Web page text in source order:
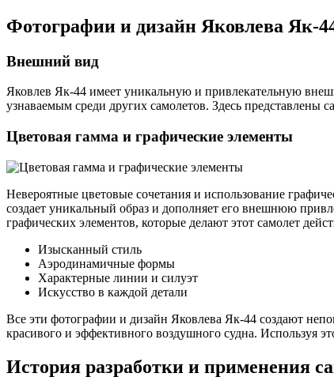
Фотографии и дизайн Яковлева Як-
Внешний вид
Яковлев Як-44 имеет уникальную и привлекательную
узнаваемым среди других самолетов. Здесь
Цветовая гамма и графические элементы
Невероятные цветовые сочетания и использование
создает уникальный образ и дополняет его внешнюю
графических элементов, которые делают этот самолет
Изысканный стиль
Аэродинамичные формы
Характерные линии и силуэт
Искусство в каждой детали
Все эти фотографии и дизайн Яковлева Як-44 создают
красивого и эффективного воздушного судна. Используя
История разработки и применения